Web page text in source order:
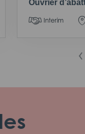
Ouvrier
Interim